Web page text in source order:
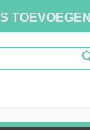
TOEVOEGEN